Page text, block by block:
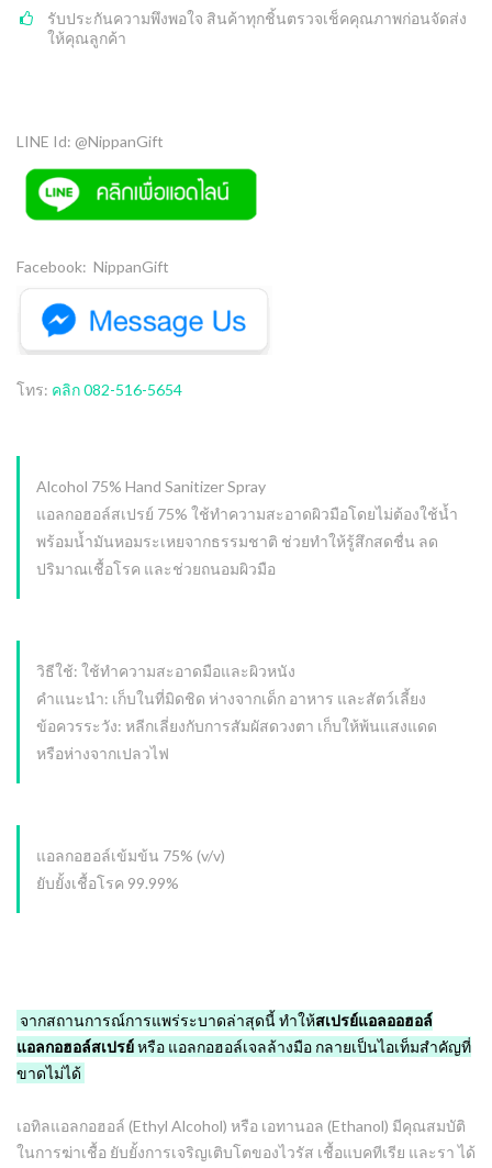
รับประกันความพึงพอใจ สินค้าทุกชิ้นตรวจเช็คคุณภาพก่อนจัดส่ง
ให้คุณลูกค้า
LINE Id: @NippanGift
Facebook: NippanGift
โทร: คลิก 082-516-5654
Alcohol 75% Hand Sanitizer Spray
แอลกอฮอล์สเปรย์ 75% ใช้ทำความสะอาดผิวมือโดยไม่ต้องใช้น้ำ
พร้อมน้ำมันหอมระเหยจากธรรมชาติ ช่วยทำให้รู้สึกสดชื่น ลด
ปริมาณเชื้อโรค และช่วยถนอมผิวมือ
วิธีใช้: ใช้ทำความสะอาดมือและผิวหนัง
คำแนะนำ: เก็บในที่มิดชิด ห่างจากเด็ก อาหาร และสัตว์เลี้ยง
ข้อควรระวัง: หลีกเลี่ยงกับการสัมผัสดวงตา เก็บให้พ้นแสงแดด
หรือห่างจากเปลวไฟ
แอลกอฮอล์เข้มข้น 75% (v/v)
ยับยั้งเชื้อโรค 99.99%
จากสถานการณ์การแพร่ระบาดล่าสุดนี้ ทำให้สเปรย์แอลออฮอล์
แอลกอฮอล์สเปรย์หรือ แอลกอฮอล์เจลล้างมือ กลายเป็นไอเท็มสำคัญที่
ขาดไม่ได้
เอทิลแอลกอฮอล์ (Ethyl Alcohol) หรือ เอทานอล (Ethanol) มีคุณสมบัติ
ในการฆ่าเชื้อ ยับยั้งการเจริญเติบโตของไวรัส เชื้อแบคทีเรีย และรา ได้